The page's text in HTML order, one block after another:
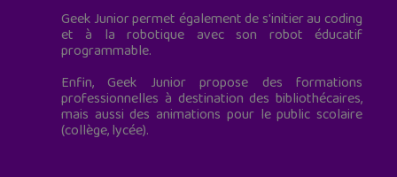
Geek Junior permet également de s'initier au coding
et à la robotique avec son robot éducatif
programmable.
Enfin, Geek Junior propose des formations
professionnelles à destination des bibliothécaires,
mais aussi des animations pour le public scolaire
(collège, lycée).